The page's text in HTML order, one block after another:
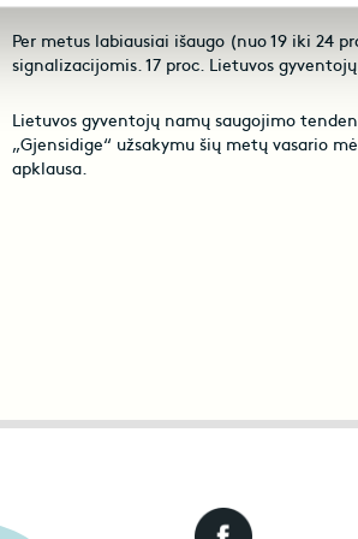
Per metus labiausiai išaugo (nuo 19 iki 24
signalizacijomis. 17 proc. Lietuvos
Lietuvos gyventojų namų saugojimo
„Gjensidige“ užsakymu šių metų vasario
apklausa.